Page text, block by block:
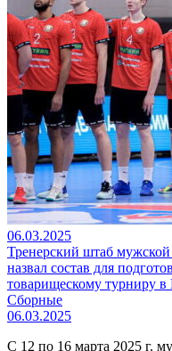
06.03.2025
Тренерский штаб
назвал состав для
товарищескому турниру в
Сборные
06.03.2025
С 12 по 16 марта 2025 г.